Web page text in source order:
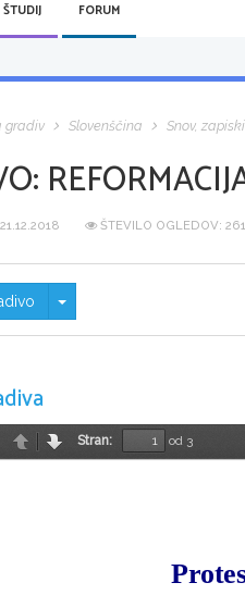
ŠTUDIJ FORUM
gradiv Slovenščina Snov,
21.12.2018 ŠTEVILO OGLEDOV:
Skrij/prikaži meni
NazajNaprej
Stran:
od 3